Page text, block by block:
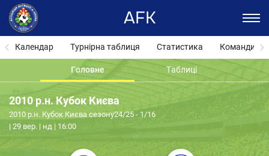
AFK
Календар Турнірна таблиця Статистика Команди
Головне Таблиці
2010 р.н. Кубок Києва
2010 р.н. Кубок Києва сезону24/25 - 1/16
29 вер. | нд | 16:00